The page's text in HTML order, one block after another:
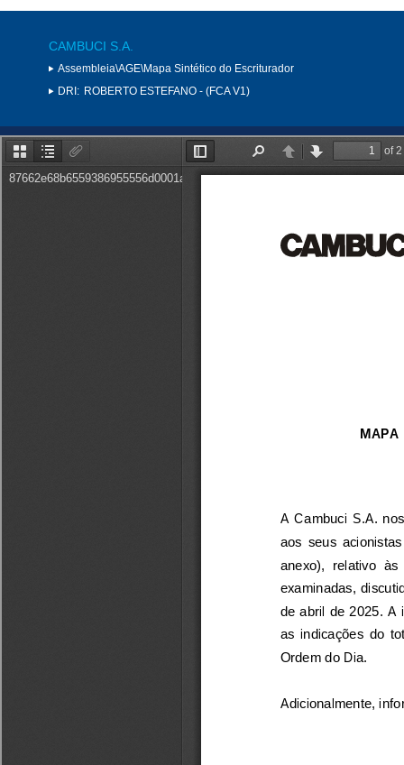
CAMBUCI S.A.
Assembleia\AGE\Mapa Sintético do Escriturador
DRI: ROBERTO ESTEFANO - (FCA V1)